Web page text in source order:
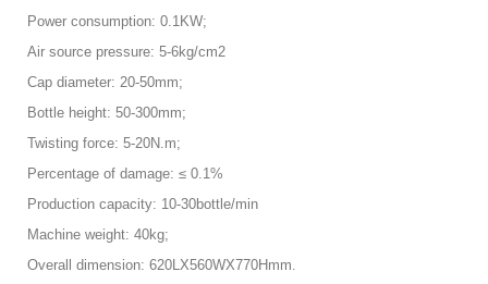
Power consumption: 0.1KW;
Air source pressure: 5-6kg/cm2
Cap diameter: 20-50mm;
Bottle height: 50-300mm;
Twisting force: 5-20N.m;
Percentage of damage: ≤ 0.1%
Production capacity: 10-30bottle/min
Machine weight: 40kg;
Overall dimension: 620LX560WX770Hmm.